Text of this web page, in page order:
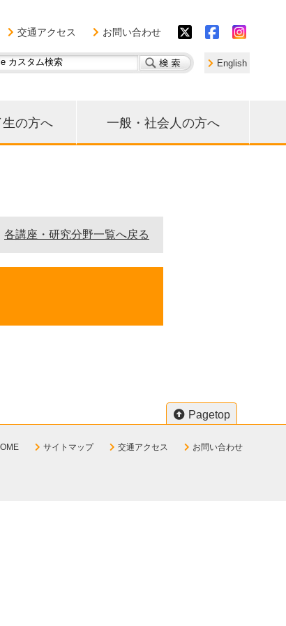
交通アクセス お問い合わせ
English
の方へ 一般・社会人の方へ
各講座・研究分野一覧へ戻る
Pagetop
サイトマップ 交通アクセス お問い合わせ